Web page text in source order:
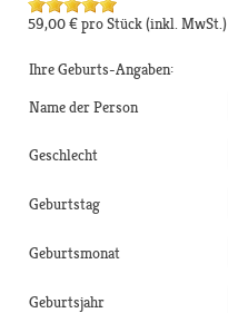
59,00 €pro Stück(inkl. MwSt.)
Ihre Geburts-Angaben:
Name der Person
Geschlecht
Geburtstag
Geburtsmonat
Geburtsjahr